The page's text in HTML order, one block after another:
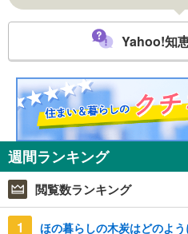
Yahoo!知
週間ランキング
閲覧数ランキング
1 ほの暮らしの木炭はどのよ